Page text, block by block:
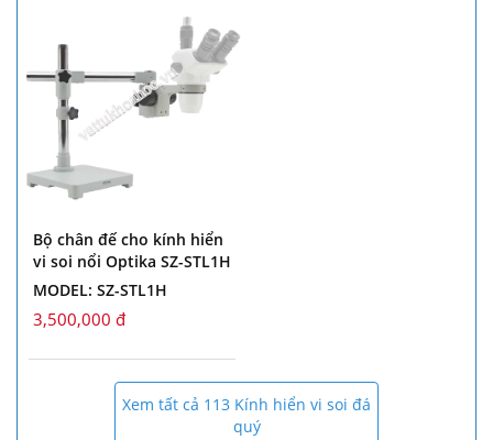
Bộ chân đế cho kính hiển
vi soi nổi Optika SZ-STL1H
MODEL: SZ-STL1H
3,500,000 đ
Xem tất cả 113 Kính hiển vi soi đá
quý